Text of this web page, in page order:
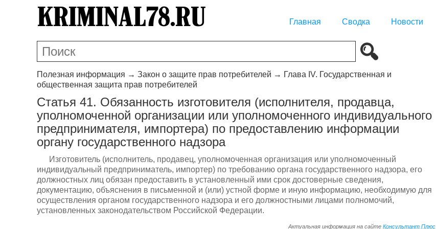
Главная Сводка Новости
Полезная информация → Закон о защите прав потребителей → Глава IV. Государственная и
общественная защита прав потребителей
Статья 41. Обязанность изготовителя (исполнителя, продавца,
уполномоченной организации или уполномоченного индивидуального
предпринимателя, импортера) по предоставлению информации
органу государственного надзора
Изготовитель (исполнитель, продавец, уполномоченная организация или уполномоченный
индивидуальный предприниматель, импортер) по требованию органа государственного надзора, его
должностных лиц обязан предоставить в установленный ими срок достоверные сведения,
документацию, объяснения в письменной и (или) устной форме и иную информацию, необходимую для
осуществления органом государственного надзора и его должностными лицами полномочий,
установленных законодательством Российской Федерации.
Актуальная информация на сайте Консультант Плюс